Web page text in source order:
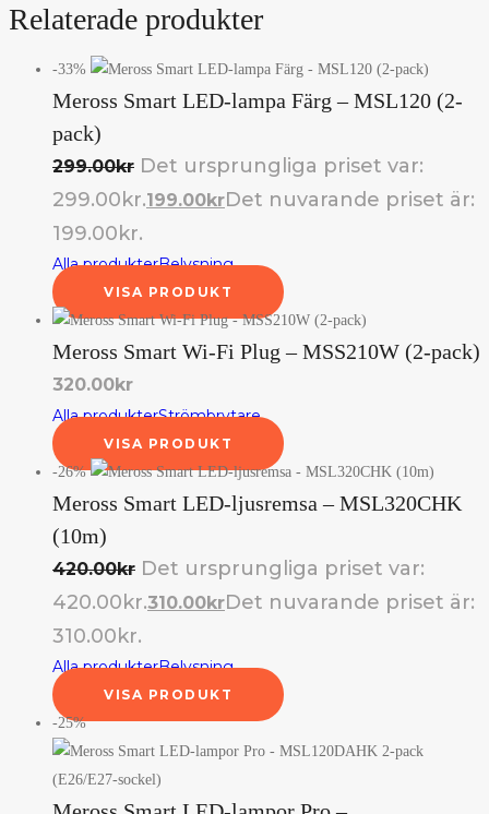
Relaterade produkter
-33%
Meross Smart LED-lampa Färg – MSL120 (2-
pack)
299.00kr Det ursprungliga priset var:
299.00kr.199.00krDet nuvarande priset är:
199.00kr.
Alla produkterBelysning
VISA PRODUKT
Meross Smart Wi-Fi Plug – MSS210W (2-pack)
320.00kr
Alla produkterStrömbrytare
VISA PRODUKT
-26%
Meross Smart LED-ljusremsa – MSL320CHK
(10m)
420.00kr Det ursprungliga priset var:
420.00kr.310.00krDet nuvarande priset är:
310.00kr.
Alla produkterBelysning
VISA PRODUKT
-25%